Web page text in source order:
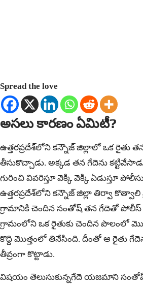
Spread the love
అసలు కారణం ఏమిటీ?
ఉత్తరప్రదేశ్‌లోని కన్నౌజ్ జిల్లాలో ఒక రైతు
తీసుకొచ్చాడు. అక్కడ తన గేదెను
గురించి వివరిస్తూ వెక్కి వెక్కి ఏడుస్తూ
ఉత్తరప్రదేశ్‌లోని కన్నౌజ్ జిల్లా తిర్వా
గ్రామానికి చెందిన సంతోష్ తన గేదెతో పోలీస్
గ్రామంలోని ఒక రైతుకు చెందిన పొలంలో
కొద్ది మొత్తంలో తినేసింది. దీంతో ఆ రైతు
తీవ్రంగా కొట్టాడు.
విషయం తెలుసుకున్నగేదె యజమాని